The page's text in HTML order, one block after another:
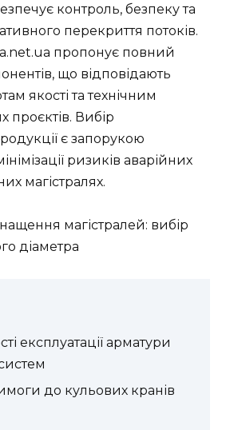
контроль, безпеку та
перекриття потоків.
пропонує повний
що відповідають
якості та технічним
проєктів. Вибір
є запорукою
ризиків аварійних
магістралях.
експлуатації арматури
до кульових кранів